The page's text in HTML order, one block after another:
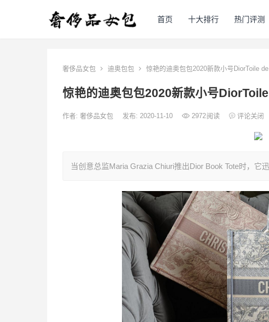
首页 十大排行 热门评测
奢侈品女包 迪奥包包 惊艳的迪奥包包2020新款小号DiorToile
惊艳的迪奥包包2020新款小号
作者: 奢侈品女包 发布: 2020-11-10 2972阅读 评论关闭
当创意总监Maria Grazia Chiuri推出Dior Book Tote时，它